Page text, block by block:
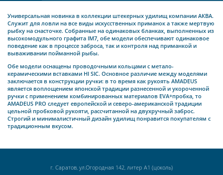
Универсальная новинка в коллекции штекерных удилищ компании АКВА.
Служит для ловли на все виды искусственных приманок а также мертвую
рыбку на снасточке. Собранные на одинаковых бланках, выполненных из
высокомодульного графита IM7, обе модели обеспечивают одинаковое
поведение как в процессе заброса, так и контроля над приманкой и
вываживании пойманной рыбы.
Обе модели оснащены проводочными кольцами с метало-
керамическими вставками HI SIC. Основное различие между моделями
заключается в конструкции ручки: в то время как рукоять AMADEUS
является воплощением японской традиции разнесенной и укороченной
ручки с применением комбинированных материалов EVA+пробка, то
AMADEUS PRO следует европейской и северо-американской традиции
цельной пробковой рукояти, рассчитанной на двухручный заброс.
Строгий и минималистичный дизайн удилищ понравится покупателям с
традиционным вкусом.
г. Саратов, ул.Огородная 142, литер А1 (цоколь)